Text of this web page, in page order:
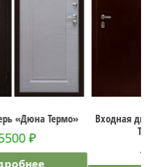
Входная дверь «Аргус Магистр
43700